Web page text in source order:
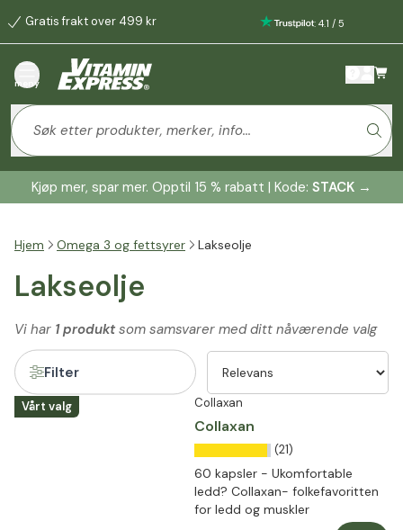
Gratis frakt over 499 kr : 4.1 / 5
meny
Kjøp mer, spar mer. Opptil 15 % rabatt | Kode: STACK →
Hjem Omega 3 og fettsyrer Lakseolje
Lakseolje
Vi har 1 produktsom samsvarer med ditt nåværende valg
Filter
Vårt valg Collaxan
Collaxan
(21)
60 kapsler - Ukomfortable
ledd? Collaxan- folkefavoritten
for ledd og muskler